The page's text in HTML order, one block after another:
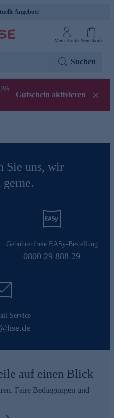
Angebote
Mein Konto Warenkorb
Suchen
Gutschein aktivieren
Sie uns, wir
gerne.
Gebührenfreie EASy-Bestellung
0800 29 888 29
Service
auf einen Blick
Faire Bedingungen und